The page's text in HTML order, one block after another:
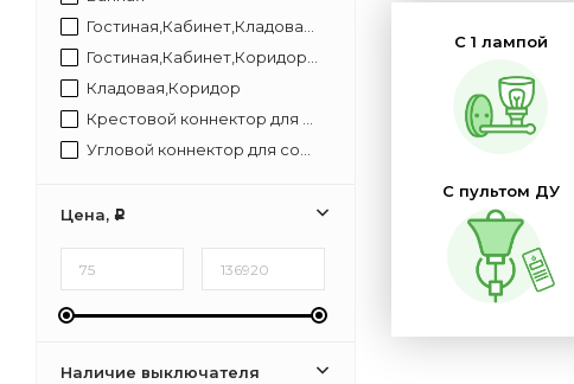
Гостиная,Кабинет,Кладовая,Коридор,Прихожая,Спальня
Гостиная,Кабинет,Коридор,Спальня
Кладовая,Коридор
Крестовой коннектор для соединения модульных светильников с артикулом 09-29 позволит собирать светящиеся конструкции без разрывов в свечении. В нем установлены светодиоды с цветом свечения 4000К и световым потоком 96 Лм. Коннектор гармонично встраивается
Угловой коннектор для соединения модульных светильников с артикулом 09-30 позволит собирать светящиеся конструкции без разрывов в свечении. В нем установлены светодиоды с цветом свечения 4000К и световым потоком 48 Лм. Коннектор гармонично встраивается в
Цена, Р
Наличие выключателя
С 1 лампой
С пультом ДУ